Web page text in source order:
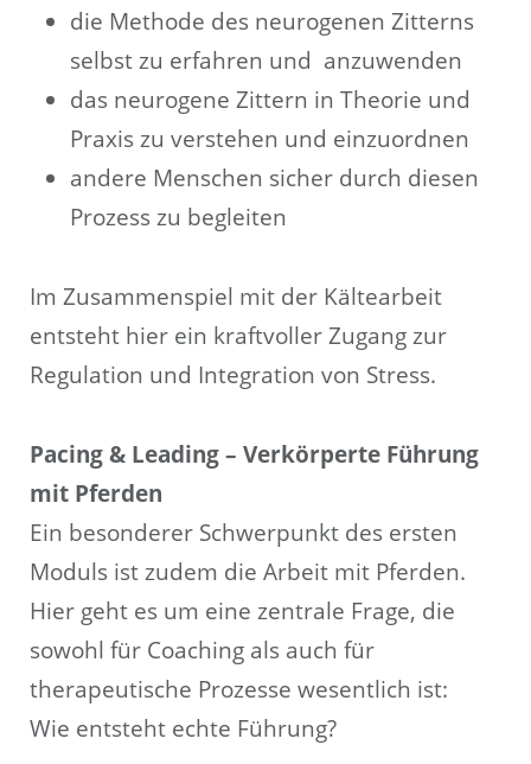
die Methode des neurogenen Zitterns
selbst zu erfahren und anzuwenden
das neurogene Zittern in Theorie und
Praxis zu verstehen und einzuordnen
andere Menschen sicher durch diesen
Prozess zu begleiten
Im Zusammenspiel mit der Kältearbeit
entsteht hier ein kraftvoller Zugang zur
Regulation und Integration von Stress.
Pacing & Leading – Verkörperte Führung
mit Pferden
Ein besonderer Schwerpunkt des ersten
Moduls ist zudem die Arbeit mit Pferden.
Hier geht es um eine zentrale Frage, die
sowohl für Coaching als auch für
therapeutische Prozesse wesentlich ist:
Wie entsteht echte Führung?